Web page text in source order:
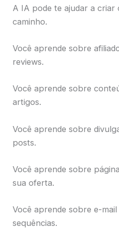
A IA pode te ajudar a criar
caminho.
Você aprende sobre
reviews.
Você aprende sobre
artigos.
Você aprende sobre
posts.
Você aprende sobre
sua oferta.
Você aprende sobre e-
sequências.